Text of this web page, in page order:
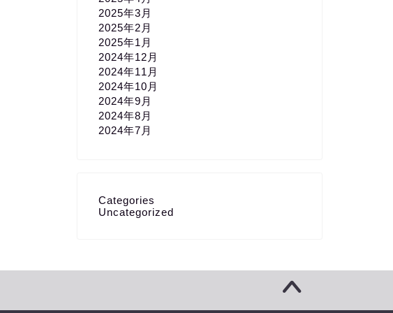
2025年3月
2025年2月
2025年1月
2024年12月
2024年11月
2024年10月
2024年9月
2024年8月
2024年7月
Categories
Uncategorized